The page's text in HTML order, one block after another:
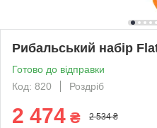
Рибальський набір
Готово до відправки
Код: 820
Роздріб
2 474 ₴ 2 534 ₴